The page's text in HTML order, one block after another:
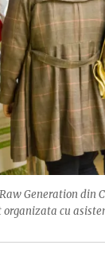
Generation din
cu